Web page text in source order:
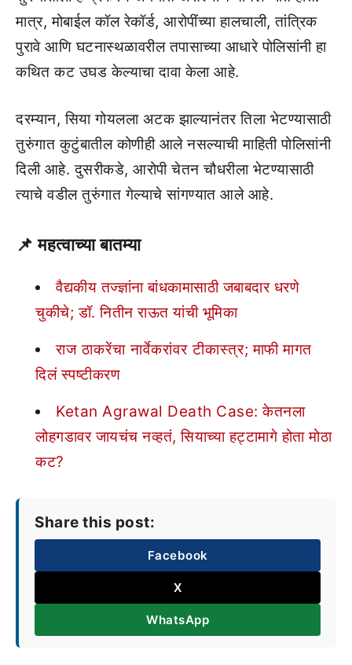
मात्र, मोबाईल कॉल रेकॉर्ड, आरोपींच्या हालचाली, तांत्रिक
पुरावे आणि घटनास्थळावरील तपासाच्या आधारे पोलिसांनी हा
कथित कट उघड केल्याचा दावा केला आहे.
दरम्यान, सिया गोयलला अटक झाल्यानंतर तिला भेटण्यासाठी
तुरुंगात कुटुंबातील कोणीही आले नसल्याची माहिती पोलिसांनी
दिली आहे. दुसरीकडे, आरोपी चेतन चौधरीला भेटण्यासाठी
त्याचे वडील तुरुंगात गेल्याचे सांगण्यात आले आहे.
📌महत्वाच्या बातम्या
वैद्यकीय तज्ज्ञांना बांधकामासाठी जबाबदार धरणे
चुकीचे; डॉ. नितीन राऊत यांची भूमिका
राज ठाकरेंचा नार्वेकरांवर टीकास्त्र; माफी मागत
दिलं स्पष्टीकरण
Ketan Agrawal Death Case: केतनला
लोहगडावर जायचंच नव्हतं, सियाच्या हट्टामागे होता मोठा
कट?
Share this post:
Facebook
X
WhatsApp